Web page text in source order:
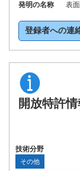
発明の名称
表
登録者への連
開放特許情
技術分野
その他